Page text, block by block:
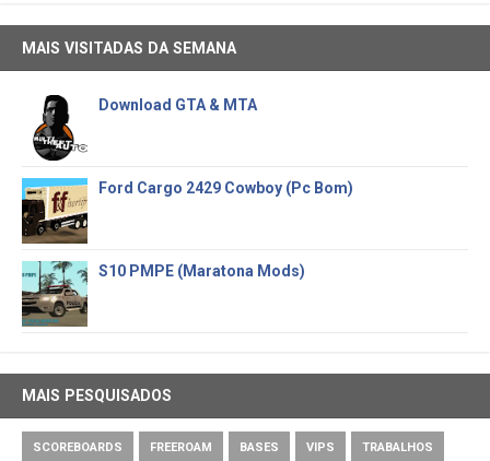
MAIS VISITADAS DA SEMANA
Download GTA & MTA
Ford Cargo 2429 Cowboy (Pc Bom)
S10 PMPE (Maratona Mods)
MAIS PESQUISADOS
SCOREBOARDS FREEROAM BASES VIPS TRABALHOS